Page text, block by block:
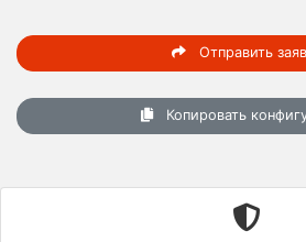
Отправить
Копировать